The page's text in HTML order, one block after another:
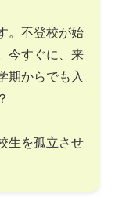
。不登校が始
今すぐに、来
期からでも入
生を孤立させ